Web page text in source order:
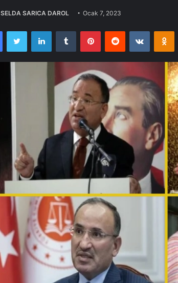
SELDA SARICA DAROL Ocak 7, 2023
FacebookTwitter LinkedInTumblr PinterestReddit